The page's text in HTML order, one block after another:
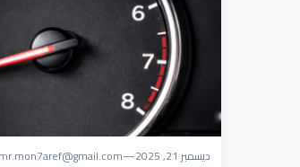
ديسمبر 21, 2025 —
mr.mon7aref@gmail.com